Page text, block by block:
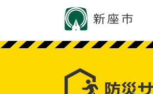
の
ー